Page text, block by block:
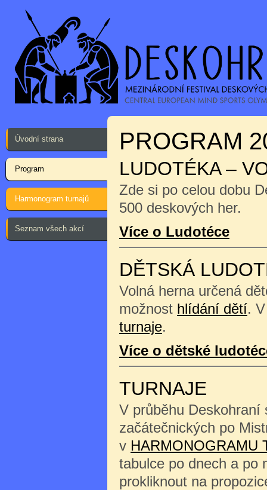
Úvodní strana
Program
Harmonogram turnajů
Seznam všech akcí
PROGRAM
LUDOTÉKA –
Zde si po celou dobu
500 deskových her.
Více o Ludotéce
DĚTSKÁ
Volná herna určená
možnost hlídání dětí.
turnaje.
Více o dětské
TURNAJE
V průběhu Deskohraní
začátečnických po
v HARMONOGRAMU
tabulce po dnech a po
prokliknout na